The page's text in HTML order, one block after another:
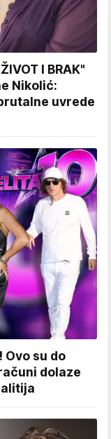
I BRAK"
Nikolić:
uvrede
Ovo su do
dolaze